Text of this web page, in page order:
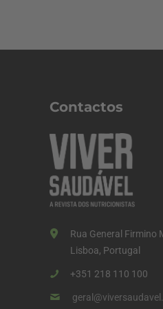
Contactos
Rua General Firmino
Lisboa, Portugal
+351 218 110 100